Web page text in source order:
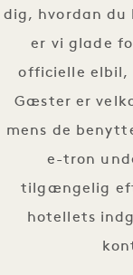
dig, hvordan
er vi glade
officielle elbil,
Gæster er
mens de
e-tron
tilgængelig
hotellets